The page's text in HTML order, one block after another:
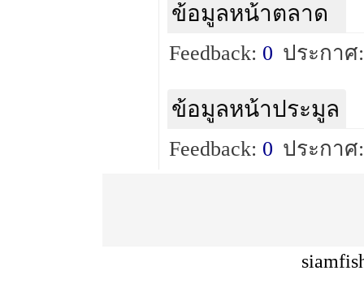
ข้อมูลหน้าตลาด
Feedback: 0 ประกาศ
ข้อมูลหน้าประมูล
Feedback: 0 ประกาศ